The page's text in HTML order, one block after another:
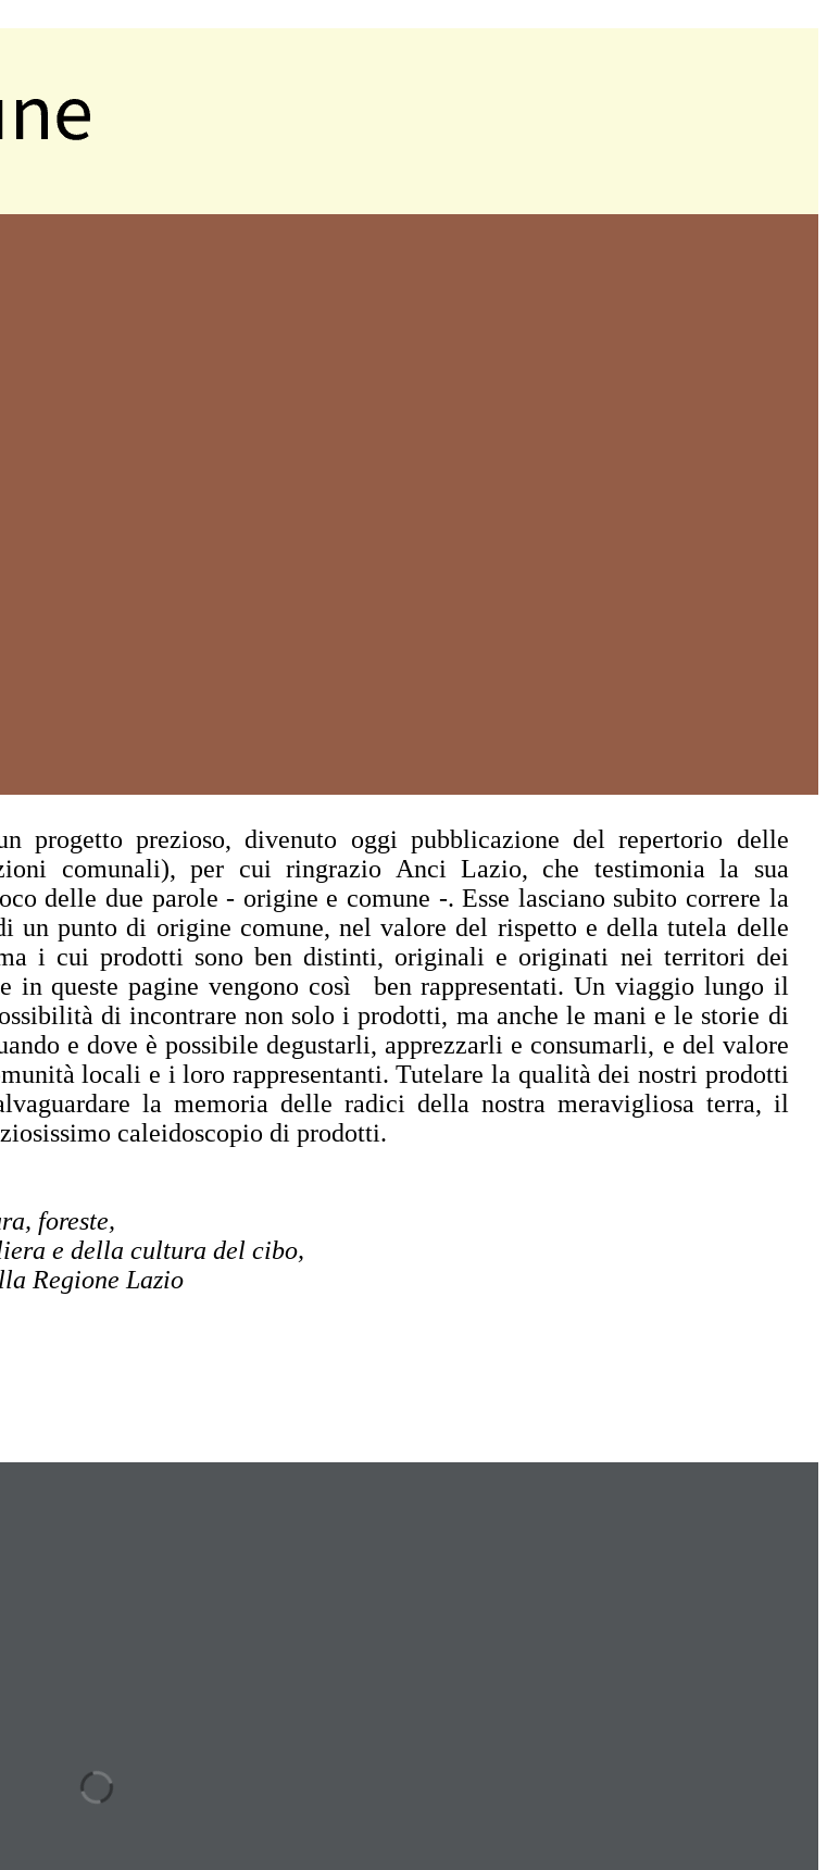
progetto prezioso, divenuto oggi pubblicazione del repertorio delle
comunali), per cui ringrazio Anci Lazio, che testimonia la sua
delle due parole - origine e comune -. Esse lasciano subito correre la
un punto di origine comune, nel valore del rispetto e della tutela delle
i cui prodotti sono ben distinti, originali e originati nei territori dei
in queste pagine vengono così ben rappresentati. Un viaggio lungo il
di incontrare non solo i prodotti, ma anche le mani e le storie di
e dove è possibile degustarli, apprezzarli e consumarli, e del valore
locali e i loro rappresentanti. Tutelare la qualità dei nostri prodotti
la memoria delle radici della nostra meravigliosa terra, il
caleidoscopio di prodotti.
foreste,
e della cultura del cibo,
Regione Lazio